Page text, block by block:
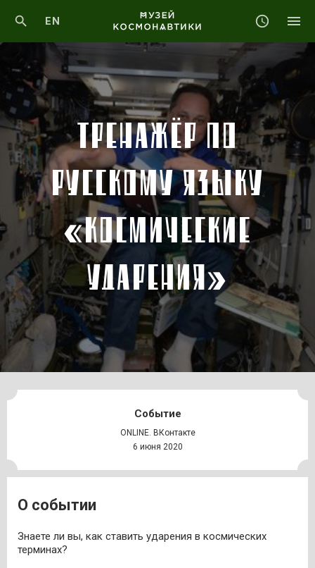
EN
ТРЕНАЖЁР ПО
РУССКОМУ ЯЗЫКУ
«КОСМИЧЕСКИЕ
УДАРЕНИЯ»
Событие
ONLINE. ВКонтакте
6 июня 2020
О событии
Знаете ли вы, как ставить ударения в космических
терминах?